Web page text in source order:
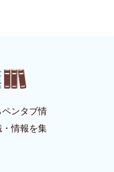
ンタブ情
情報を集